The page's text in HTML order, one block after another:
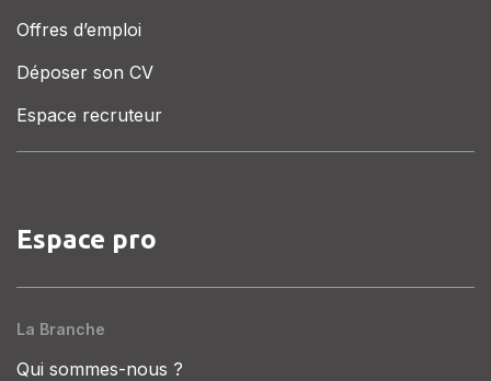
Offres d’emploi
Déposer son CV
Espace recruteur
Espace pro
La Branche
Qui sommes-nous ?